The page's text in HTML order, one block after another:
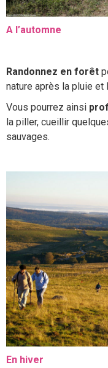
A l’automne
Randonnez en forêt
nature après la pluie et
Vous pourrez ainsi
la piller, cueillir
sauvages.
En hiver